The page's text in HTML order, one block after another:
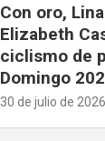
Con oro,
Elizabeth
ciclismo de
Domingo
30 de julio de 2026